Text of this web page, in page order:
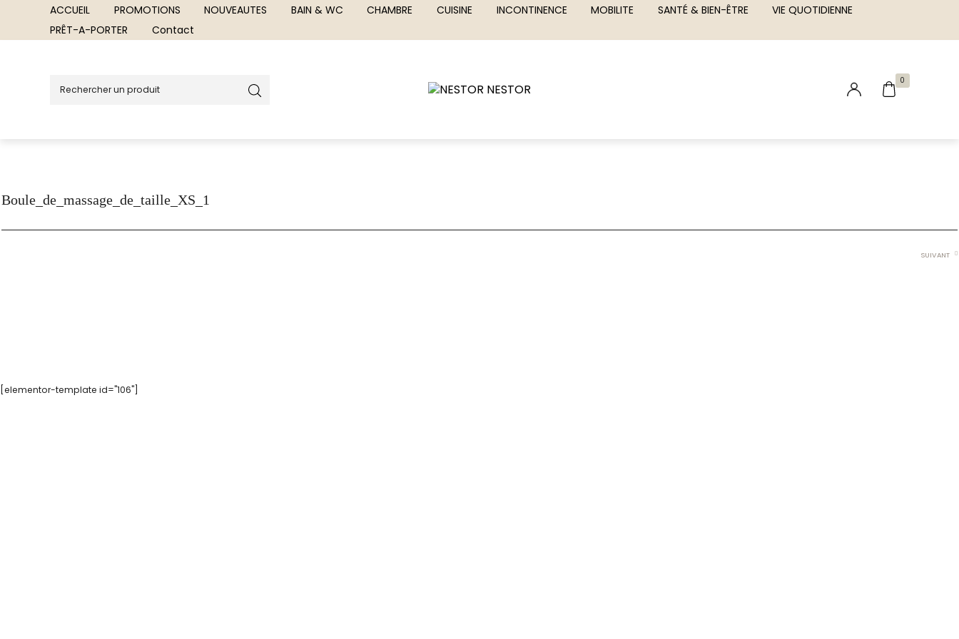
ACCUEIL PROMOTIONS NOUVEAUTES BAIN & WC CHAMBRE CUISINE INCONTINENCE MOBILITE SANTÉ & BIEN-ÊTRE
VIE QUOTIDIENNE
PRÊT-A-PORTER
Contact
0
Boule_de_massage_de_taille_XS_1
SUIVANT
[elementor-template id="106"]